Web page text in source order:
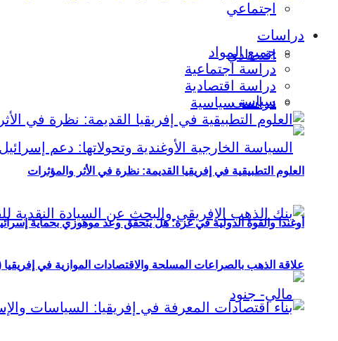
اجتماعي
اقتصادي
سياسي
أوغندا والقوة الدولية في غزة: هل يتحقق وعد موهوزي بحماية
دراسات
جميع المواد
دراسة اجتماعية
دراسة اقتصادية
دراسة سياسية
العلوم التطبيقية في إفريقيا القديمة: نظرة في الأثر والمؤثرات
علاقة الذهب بالصراعات المسلحة والاقتصادات الموازية في إفريقيا